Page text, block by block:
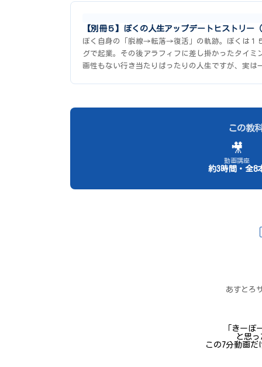
【別冊５】ぼくの人生アップデートヒストリー
ぼく自身の「脱線→転落→復活」の軌跡。ぼくは１
グで起業。その後アラフィフに差し掛かったタイ
画性もない行き当たりばったりの人生ですが、実は
この教
🎥
動画講座
約3時間・全8
あすとろ
「きーぼ
と思
この7分動画だ